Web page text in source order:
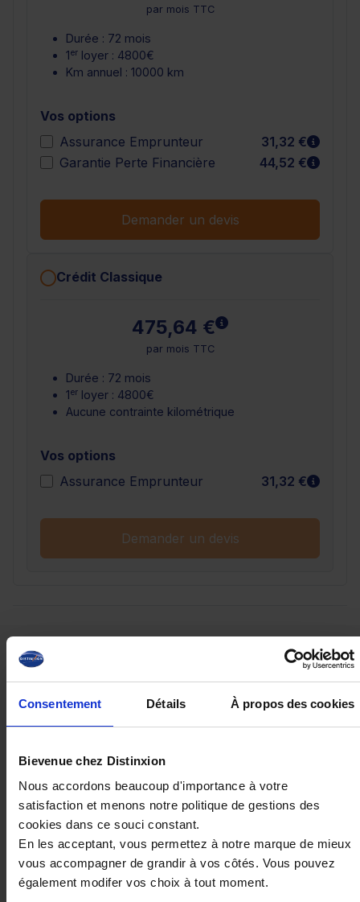
Consentement Détails À propos des cookies
Bievenue chez Distinxion
Nous accordons beaucoup d'importance à votre
satisfaction et menons notre politique de gestions des
cookies dans ce souci constant.
En les acceptant, vous permettez à notre marque de mieux
vous accompagner de grandir à vos côtés. Vous pouvez
également modifer vos choix à tout moment.
par mois TTC
Durée : 72 mois
1er loyer : 4800€
Km annuel : 10000 km
Vos options
Assurance Emprunteur
31,32 €
En
Garantie Perte Financière
44,52 € En
Demander un devis
Crédit Classique
475,64 € En savoir plus
par mois TTC
Durée : 72 mois
1er loyer : 4800€
Aucune contrainte kilométrique
Vos options
Assurance Emprunteur
31,32 € En
Demander un devis
Ces véhicules pourraient vous
intéresser